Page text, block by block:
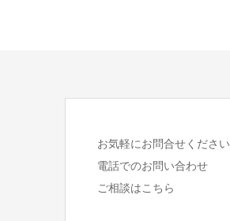
お気軽にお問合せください
電話でのお問い合わせ
ご相談はこちら